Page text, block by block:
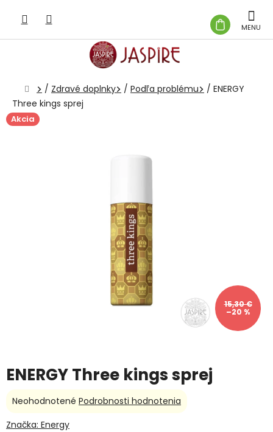
obsah
KOŠÍK
Domov
/ Zdravé doplnky / Podľa problému / ENERGY
Three kings sprej
Akcia
15,30 €
–20 %
ENERGY Three kings sprej
Priemerné
produktu
Neohodnotené Podrobnosti hodnotenia
Značka: Energy